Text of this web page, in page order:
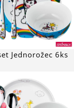
Jednorožec 6ks